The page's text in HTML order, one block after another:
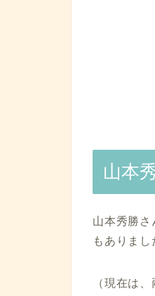
山本
山本秀勝
もありまし
（現在は